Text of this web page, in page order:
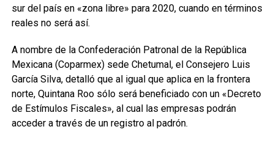
sur del país en «zona libre» para 2020, cuando en términos
reales no será así.
A nombre de la Confederación Patronal de la República
Mexicana (Coparmex) sede Chetumal, el Consejero Luis
García Silva, detalló que al igual que aplica en la frontera
norte, Quintana Roo sólo será beneficiado con un «Decreto
de Estímulos Fiscales», al cual las empresas podrán
acceder a través de un registro al padrón.